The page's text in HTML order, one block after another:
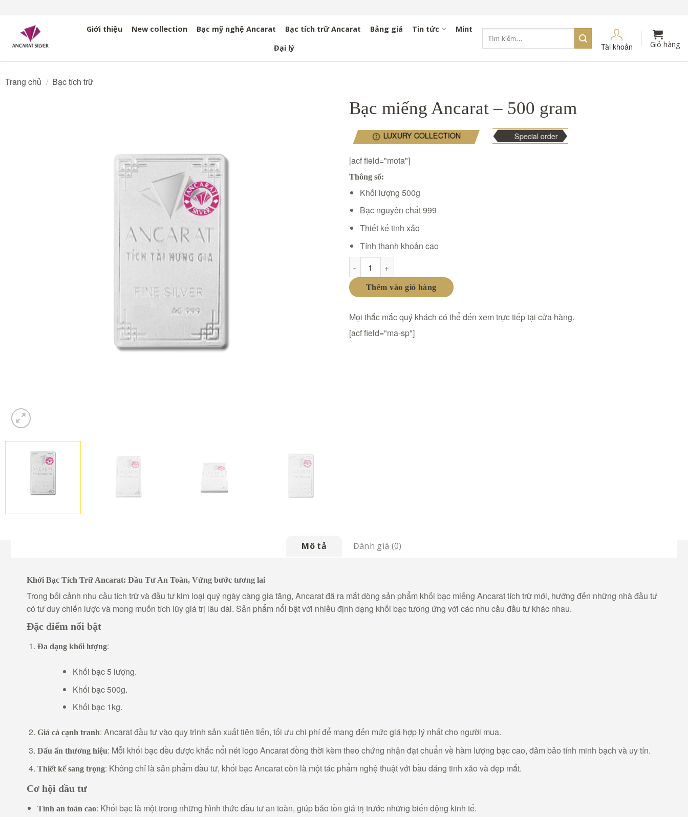
dung
Giới thiệu New collection Bạc mỹ nghệ Ancarat Bạc tích trữ Ancarat Bảng giá Tin tức
Mint
Đại lý
kiếm:
Tài khoản Giỏ hàng
Trang chủ / Bạc tích trữ
Bạc miếng Ancarat – 500 gram
LUXURY COLLECTION Special order
[acf field="mota"]
Thông số:
Khối lượng 500g
Bạc nguyên chất 999
Thiết kế tinh xảo
Tính thanh khoản cao
Thêm vào giỏ hàng
Mọi thắc mắc quý khách có thể đến xem trực tiếp tại cửa hàng.
[acf field="ma-sp"]
Mô tả Đánh giá (0)
Khởi Bạc Tích Trữ Ancarat: Đầu Tư An Toàn, Vứng bước tương lai
Trong bối cảnh nhu cầu tích trữ và đầu tư kim loại quý ngày càng gia tăng, Ancarat đã ra mắt dòng sản phẩm khối bạc miếng Ancarat tích trữ mới, hướng đến những nhà đầu tư
có tư duy chiến lược và mong muốn tích lũy giá trị lâu dài. Sản phẩm nổi bật với nhiều định dạng khối bạc tương ứng với các nhu cầu đầu tư khác nhau.
Đặc điểm nổi bật
Đa dạng khối lượng:
Khối bạc 5 lượng.
Khối bạc 500g.
Khối bạc 1kg.
Giá cả cạnh tranh: Ancarat đầu tư vào quy trình sản xuất tiên tiến, tối ưu chi phí để mang đến mức giá hợp lý nhất cho người mua.
Dấu ấn thương hiệu: Mỗi khối bạc đều được khắc nổi nét logo Ancarat đồng thời kèm theo chứng nhận đạt chuẩn về hàm lượng bạc cao, đảm bảo tính minh bạch và uy tín.
Thiết kế sang trọng: Không chỉ là sản phẩm đầu tư, khối bạc Ancarat còn là một tác phẩm nghệ thuật với bầu dáng tinh xảo và đẹp mắt.
Cơ hội đầu tư
Tính an toàn cao: Khối bạc là một trong những hình thức đầu tư an toàn, giúp bảo tồn giá trị trước những biến động kinh tế.